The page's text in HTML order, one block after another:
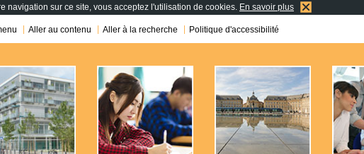
navigation sur ce site, vous acceptez l'utilisation de cookies. En savoir plus
Aller au contenu Aller à la recherche Politique d'accessibilité